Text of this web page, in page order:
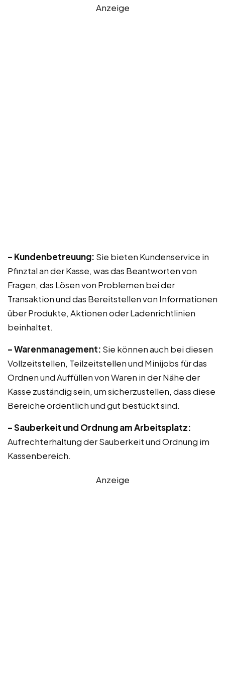
Anzeige
– Kundenbetreuung: Sie bieten Kundenservice in
Pfinztal an der Kasse, was das Beantworten von
Fragen, das Lösen von Problemen bei der
Transaktion und das Bereitstellen von Informationen
über Produkte, Aktionen oder Ladenrichtlinien
beinhaltet.
– Warenmanagement: Sie können auch bei diesen
Vollzeitstellen, Teilzeitstellen und Minijobs für das
Ordnen und Auffüllen von Waren in der Nähe der
Kasse zuständig sein, um sicherzustellen, dass diese
Bereiche ordentlich und gut bestückt sind.
– Sauberkeit und Ordnung am Arbeitsplatz:
Aufrechterhaltung der Sauberkeit und Ordnung im
Kassenbereich.
Anzeige